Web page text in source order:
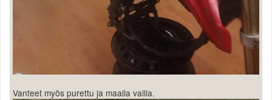
Vanteet myös purettu ja maalia vailla.